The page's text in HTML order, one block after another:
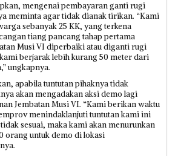
mengenai pembayaran ganti rugi
meminta agar tidak dianak tirikan. “Kami
sebanyak 25 KK, yang terkena
tiang pancang tahap pertama
Musi VI diperbaiki atau diganti rugi
berjarak lebih kurang 50 meter dari
ungkapnya.
apabila tuntutan pihaknya tidak
akan mengadakan aksi demo lagi
Jembatan Musi VI. “Kami berikan waktu
menindaklanjuti tuntutan kami ini
sesuai, maka kami akan menurunkan
orang untuk demo di lokasi